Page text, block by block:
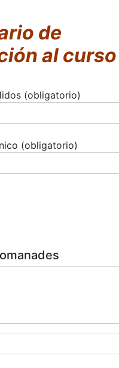
de
al curso
(obligatorio)
(obligatorio)